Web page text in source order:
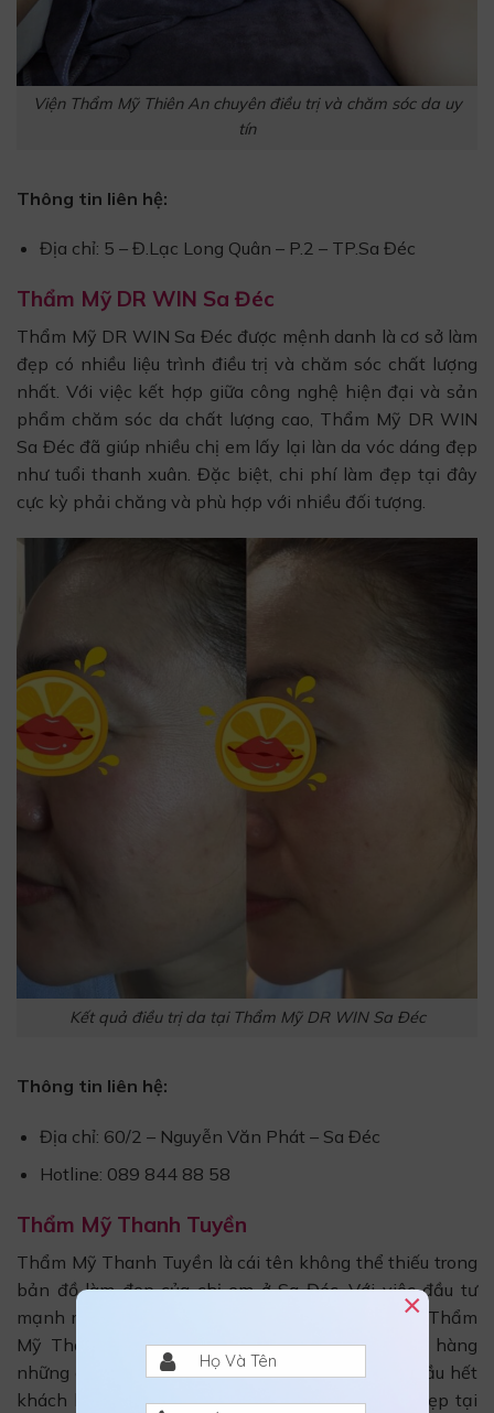
Viện Thẩm Mỹ Thiên An chuyên điều trị và chăm sóc da uy
tín
Thông tin liên hệ:
Địa chỉ: 5 – Đ.Lạc Long Quân – P.2 – TP.Sa Đéc
Thẩm Mỹ DR WIN Sa Đéc
Thẩm Mỹ DR WIN Sa Đéc được mệnh danh là cơ sở làm
đẹp có nhiều liệu trình điều trị và chăm sóc chất lượng
nhất. Với việc kết hợp giữa công nghệ hiện đại và sản
phẩm chăm sóc da chất lượng cao, Thẩm Mỹ DR WIN
Sa Đéc đã giúp nhiều chị em lấy lại làn da vóc dáng đẹp
như tuổi thanh xuân. Đặc biệt, chi phí làm đẹp tại đây
cực kỳ phải chăng và phù hợp với nhiều đối tượng.
Kết quả điều trị da tại Thẩm Mỹ DR WIN Sa Đéc
Thông tin liên hệ:
Địa chỉ: 60/2 – Nguyễn Văn Phát – Sa Đéc
Hotline: 089 844 88 58
Thẩm Mỹ Thanh Tuyền
Thẩm Mỹ Thanh Tuyền là cái tên không thể thiếu trong
bản đồ làm đẹp của chị em ở Sa Đéc. Với việc đầu tư
mạnh mẽ về cơ sở vật chất và đội ngũ con người, Thẩm
Mỹ Thanh Tuyền cam kết cung cấp đến khách hàng
những dịch vụ làm đẹp chất lượng nhất. Vì vậy hầu hết
khách hàng đều đánh giá hài lòng sau khi làm đẹp tại
×